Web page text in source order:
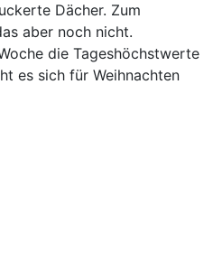
Dächer. Zum
aber noch nicht.
die Tageshöchstwerte
es sich für Weihnachten